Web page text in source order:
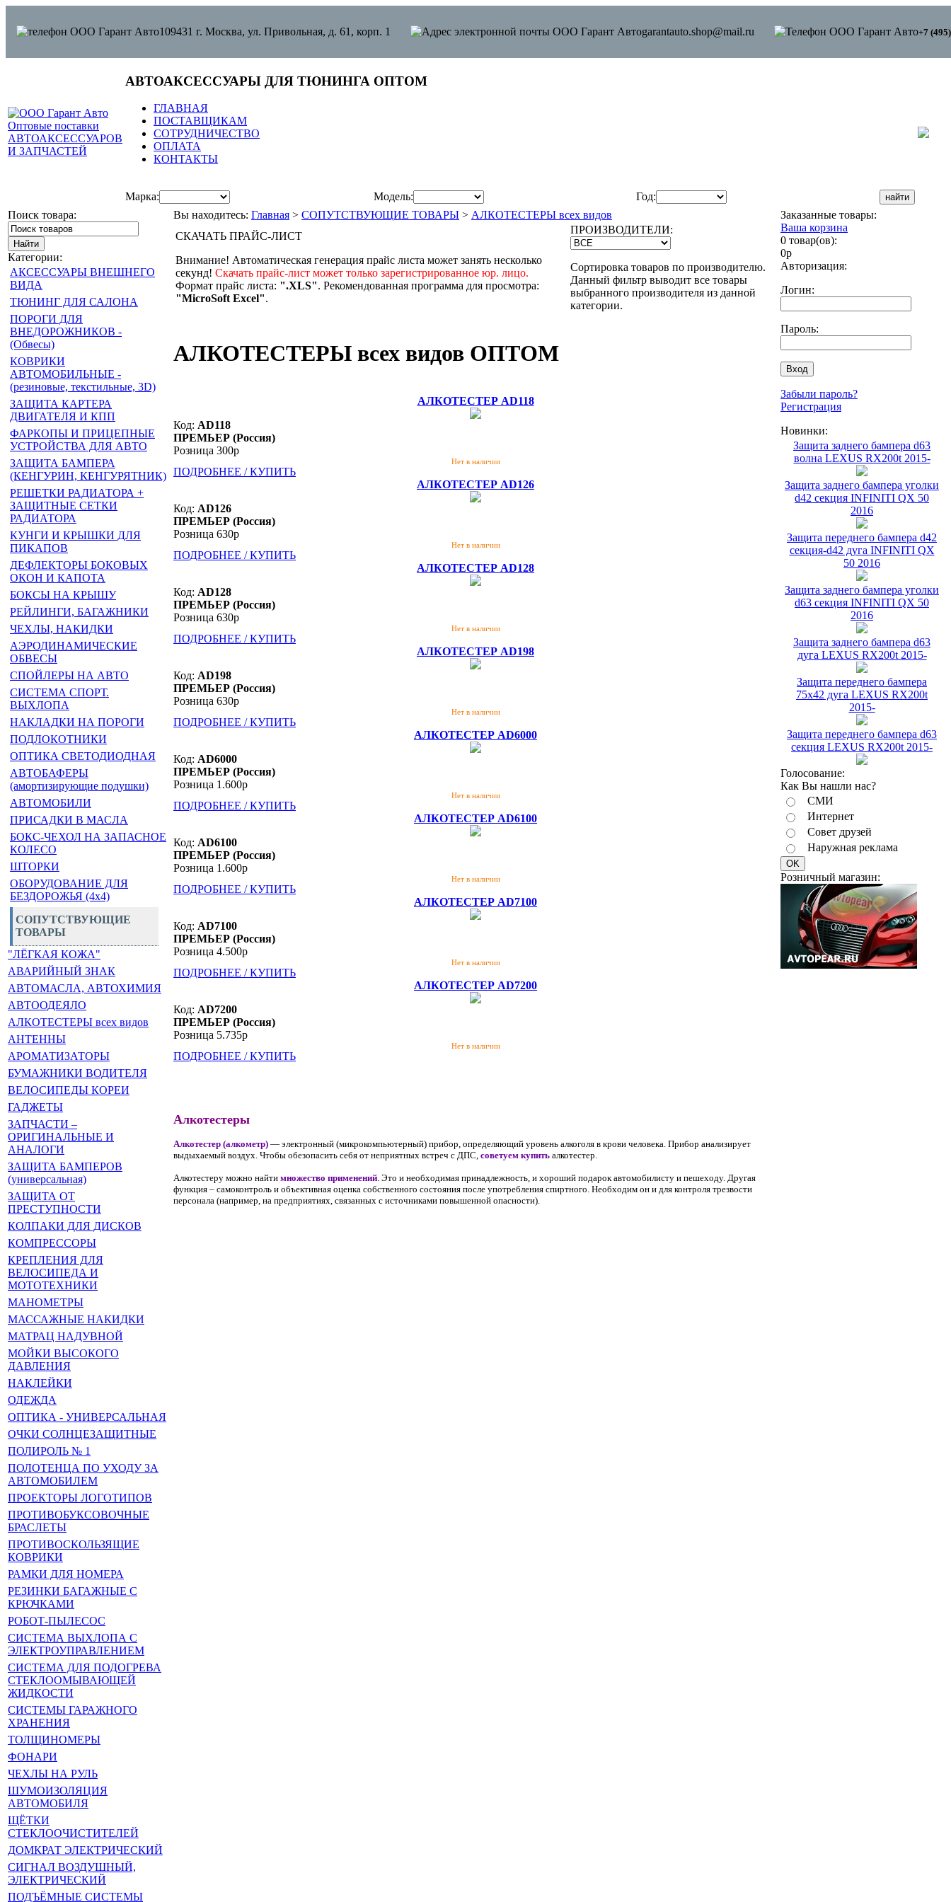
109431 г. Москва, ул. Привольная, д. 61, корп. 1 garantauto.shop@mail.ru +7
АВТОАКСЕССУАРЫ ДЛЯ ТЮНИНГА ОПТОМ
ГЛАВНАЯ
ПОСТАВЩИКАМ
СОТРУДНИЧЕСТВО
ОПЛАТА
КОНТАКТЫ
Марка: Модель:
Год:
Поиск товара:
Категории:
АКСЕССУАРЫ ВНЕШНЕГО
ВИДА
ТЮНИНГ ДЛЯ САЛОНА
ПОРОГИ ДЛЯ
ВНЕДОРОЖНИКОВ -
(Обвесы)
КОВРИКИ
АВТОМОБИЛЬНЫЕ -
(резиновые, текстильные, 3D)
ЗАЩИТА КАРТЕРА
ДВИГАТЕЛЯ И КПП
ФАРКОПЫ И ПРИЦЕПНЫЕ
УСТРОЙСТВА ДЛЯ АВТО
ЗАЩИТА БАМПЕРА
(КЕНГУРИН, КЕНГУРЯТНИК)
РЕШЕТКИ РАДИАТОРА +
ЗАЩИТНЫЕ СЕТКИ
РАДИАТОРА
КУНГИ И КРЫШКИ ДЛЯ
ПИКАПОВ
ДЕФЛЕКТОРЫ БОКОВЫХ
ОКОН И КАПОТА
БОКСЫ НА КРЫШУ
РЕЙЛИНГИ, БАГАЖНИКИ
ЧЕХЛЫ, НАКИДКИ
АЭРОДИНАМИЧЕСКИЕ
ОБВЕСЫ
СПОЙЛЕРЫ НА АВТО
СИСТЕМА СПОРТ.
ВЫХЛОПА
НАКЛАДКИ НА ПОРОГИ
ПОДЛОКОТНИКИ
ОПТИКА СВЕТОДИОДНАЯ
АВТОБАФЕРЫ
(амортизирующие подушки)
АВТОМОБИЛИ
ПРИСАДКИ В МАСЛА
БОКС-ЧЕХОЛ НА ЗАПАСНОЕ
КОЛЕСО
ШТОРКИ
ОБОРУДОВАНИЕ ДЛЯ
БЕЗДОРОЖЬЯ (4x4)
СОПУТСТВУЮЩИЕ
ТОВАРЫ
"ЛЁГКАЯ КОЖА"
АВАРИЙНЫЙ ЗНАК
АВТОМАСЛА, АВТОХИМИЯ
АВТООДЕЯЛО
АЛКОТЕСТЕРЫ всех видов
АНТЕННЫ
АРОМАТИЗАТОРЫ
БУМАЖНИКИ ВОДИТЕЛЯ
ВЕЛОСИПЕДЫ КОРЕИ
ГАДЖЕТЫ
ЗАПЧАСТИ –
ОРИГИНАЛЬНЫЕ И
АНАЛОГИ
ЗАЩИТА БАМПЕРОВ
(универсальная)
ЗАЩИТА ОТ
ПРЕСТУПНОСТИ
КОЛПАКИ ДЛЯ ДИСКОВ
КОМПРЕССОРЫ
КРЕПЛЕНИЯ ДЛЯ
ВЕЛОСИПЕДА И
МОТОТЕХНИКИ
МАНОМЕТРЫ
МАССАЖНЫЕ НАКИДКИ
МАТРАЦ НАДУВНОЙ
МОЙКИ ВЫСОКОГО
ДАВЛЕНИЯ
НАКЛЕЙКИ
ОДЕЖДА
ОПТИКА - УНИВЕРСАЛЬНАЯ
ОЧКИ СОЛНЦЕЗАЩИТНЫЕ
ПОЛИРОЛЬ № 1
ПОЛОТЕНЦА ПО УХОДУ ЗА
АВТОМОБИЛЕМ
ПРОЕКТОРЫ ЛОГОТИПОВ
ПРОТИВОБУКСОВОЧНЫЕ
БРАСЛЕТЫ
ПРОТИВОСКОЛЬЗЯЩИЕ
КОВРИКИ
РАМКИ ДЛЯ НОМЕРА
РЕЗИНКИ БАГАЖНЫЕ С
КРЮЧКАМИ
РОБОТ-ПЫЛЕСОС
СИСТЕМА ВЫХЛОПА С
ЭЛЕКТРОУПРАВЛЕНИЕМ
СИСТЕМА ДЛЯ ПОДОГРЕВА
СТЕКЛООМЫВАЮЩЕЙ
ЖИДКОСТИ
СИСТЕМЫ ГАРАЖНОГО
ХРАНЕНИЯ
ТОЛЩИНОМЕРЫ
ФОНАРИ
ЧЕХЛЫ НА РУЛЬ
ШУМОИЗОЛЯЦИЯ
АВТОМОБИЛЯ
ЩЁТКИ
СТЕКЛООЧИСТИТЕЛЕЙ
ДОМКРАТ ЭЛЕКТРИЧЕСКИЙ
СИГНАЛ ВОЗДУШНЫЙ,
ЭЛЕКТРИЧЕСКИЙ
ПОДЪЁМНЫЕ СИСТЕМЫ
Вы находитесь: Главная > СОПУТСТВУЮЩИЕ ТОВАРЫ > АЛКОТЕСТЕРЫ всех видов
СКАЧАТЬ ПРАЙС-ЛИСТ
Внимание! Автоматическая генерация прайс листа может занять несколько
секунд! Скачать прайс-лист может только зарегистрированное юр. лицо.
Формат прайс листа: ".XLS". Рекомендованная программа для просмотра:
"MicroSoft Excel".
ПРОИЗВОДИТЕЛИ:
Сортировка товаров по производителю.
Данный фильтр выводит все товары
выбранного производителя из данной
категории.
АЛКОТЕСТЕРЫ всех видов ОПТОМ
АЛКОТЕСТЕР AD118
Код: AD118
ПРЕМЬЕР (Россия)
Розница 300р
Нет в наличии
ПОДРОБНЕЕ / КУПИТЬ
АЛКОТЕСТЕР AD126
Код: AD126
ПРЕМЬЕР (Россия)
Розница 630р
Нет в наличии
ПОДРОБНЕЕ / КУПИТЬ
АЛКОТЕСТЕР AD128
Код: AD128
ПРЕМЬЕР (Россия)
Розница 630р
Нет в наличии
ПОДРОБНЕЕ / КУПИТЬ
АЛКОТЕСТЕР AD198
Код: AD198
ПРЕМЬЕР (Россия)
Розница 630р
Нет в наличии
ПОДРОБНЕЕ / КУПИТЬ
АЛКОТЕСТЕР AD6000
Код: AD6000
ПРЕМЬЕР (Россия)
Розница 1.600р
Нет в наличии
ПОДРОБНЕЕ / КУПИТЬ
АЛКОТЕСТЕР AD6100
Код: AD6100
ПРЕМЬЕР (Россия)
Розница 1.600р
Нет в наличии
ПОДРОБНЕЕ / КУПИТЬ
АЛКОТЕСТЕР AD7100
Код: AD7100
ПРЕМЬЕР (Россия)
Розница 4.500р
Нет в наличии
ПОДРОБНЕЕ / КУПИТЬ
АЛКОТЕСТЕР AD7200
Код: AD7200
ПРЕМЬЕР (Россия)
Розница 5.735р
Нет в наличии
ПОДРОБНЕЕ / КУПИТЬ
Алкотестеры
Алкотестер (алкометр) — электронный (микрокомпьютерный) прибор, определяющий уровень алкоголя в крови человека. Прибор анализирует
выдыхаемый воздух. Чтобы обезопасить себя от неприятных встреч с ДПС, советуем купить алкотестер.
Алкотестеру можно найти множество применений . Это и необходимая принадлежность, и хороший подарок автомобилисту и пешеходу. Другая
функция – самоконтроль и объективная оценка собственного состояния после употребления спиртного. Необходим он и для контроля трезвости
персонала (например, на предприятиях, связанных с источниками повышенной опасности).
Заказанные товары:
Ваша корзина
0 товар(ов):
0р
Авторизация:
Логин:
Пароль:
Забыли пароль?
Регистрация
Новинки:
Защита заднего бампера d63
волна LEXUS RX200t 2015-
Защита заднего бампера уголки
d42 секция INFINITI QX 50
2016
Защита переднего бампера d42
секция-d42 дуга INFINITI QX
50 2016
Защита заднего бампера уголки
d63 секция INFINITI QX 50
2016
Защита заднего бампера d63
дуга LEXUS RX200t 2015-
Защита переднего бампера
75х42 дуга LEXUS RX200t
2015-
Защита переднего бампера d63
секция LEXUS RX200t 2015-
Голосование:
Как Вы нашли нас?
СМИ
Интернет
Совет друзей
Наружная реклама
Розничный магазин: